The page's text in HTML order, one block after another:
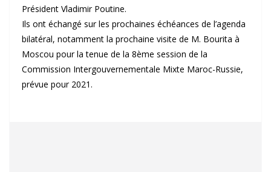
Président Vladimir Poutine.
Ils ont échangé sur les prochaines échéances de l’agenda
bilatéral, notamment la prochaine visite de M. Bourita à
Moscou pour la tenue de la 8ème session de la
Commission Intergouvernementale Mixte Maroc-Russie,
prévue pour 2021.